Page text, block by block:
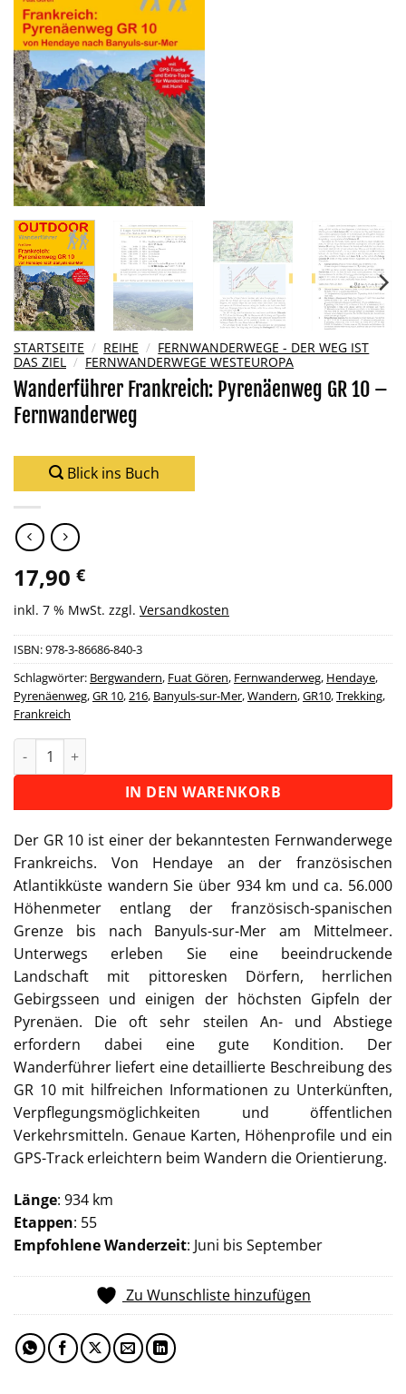
STARTSEITE / REIHE / FERNWANDERWEGE - DER WEG IST
DAS ZIEL / FERNWANDERWEGE WESTEUROPA
Wanderführer Frankreich: Pyrenäenweg GR 10 –
Fernwanderweg
Blick ins Buch
17,90 €
inkl. 7 % MwSt. zzgl. Versandkosten
ISBN:978-3-86686-840-3
Schlagwörter: Bergwandern, Fuat Gören, Fernwanderweg, Hendaye,
Pyrenäenweg,GR 10, 216, Banyuls-sur-Mer,Wandern,GR10,Trekking,
Frankreich
Wanderführer Frankreich: Pyrenäenweg GR 10 -
IN DEN WARENKORB
Alternative:
Der GR 10 ist einer der bekanntesten Fernwanderwege
Frankreichs. Von Hendaye an der französischen
Atlantikküste wandern Sie über 934 km und ca. 56.000
Höhenmeter entlang der französisch-spanischen
Grenze bis nach Banyuls-sur-Mer am Mittelmeer.
Unterwegs erleben Sie eine beeindruckende
Landschaft mit pittoresken Dörfern, herrlichen
Gebirgsseen und einigen der höchsten Gipfeln der
Pyrenäen. Die oft sehr steilen An- und Abstiege
erfordern dabei eine gute Kondition. Der
Wanderführer liefert eine detaillierte Beschreibung des
GR 10 mit hilfreichen Informationen zu Unterkünften,
Verpflegungsmöglichkeiten und öffentlichen
Verkehrsmitteln. Genaue Karten, Höhenprofile und ein
GPS-Track erleichtern beim Wandern die Orientierung.
Länge: 934 km
Etappen: 55
Empfohlene Wanderzeit: Juni bis September
Zu Wunschliste hinzufügen